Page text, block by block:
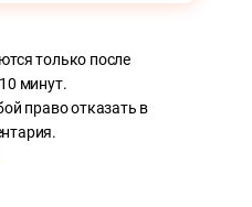
только после
минут.
право отказать в